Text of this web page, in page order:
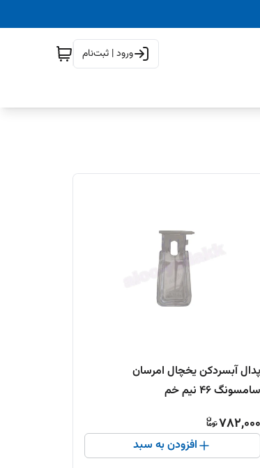
ورود | ثبت‌نام
پدال آبسردکن یخچال امرسان
سامسونگ 46 نیم خم
782,000
افزودن به سبد